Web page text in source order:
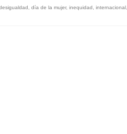
día de la mujer, inequidad internacional,